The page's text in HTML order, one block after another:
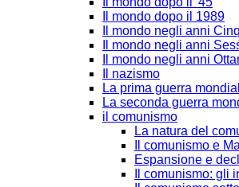
Il mondo dopo il 1989
Il mondo negli anni
Il mondo negli anni
Il mondo negli anni
Il nazismo
La prima guerra
La seconda guerra
il comunismo
La natura del
Il comunismo e
Espansione e
Il comunismo: gli